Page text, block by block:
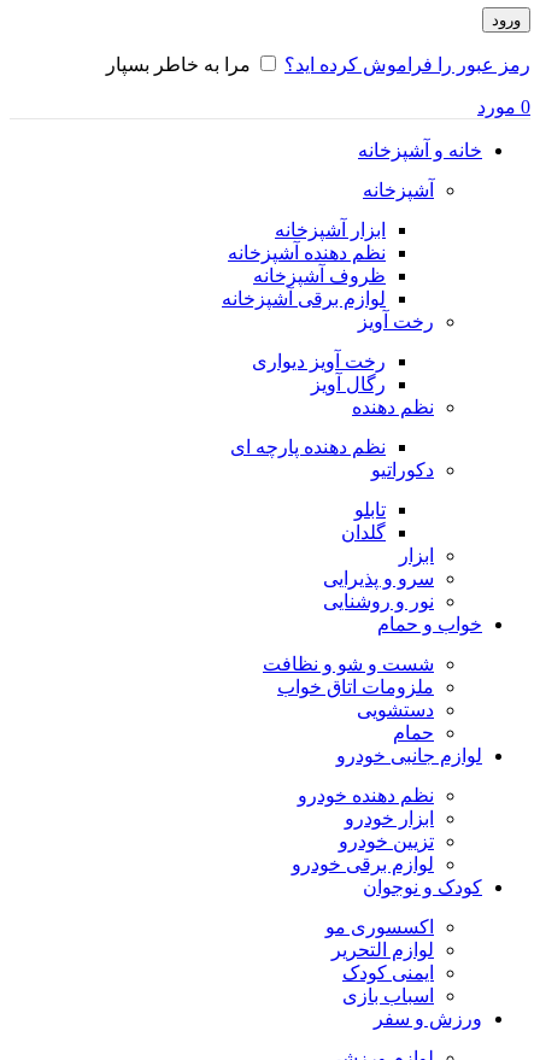
ورود
رمز عبور را فراموش کرده اید؟ مرا به خاطر بسپار
0 مورد
خانه و آشپزخانه
آشپزخانه
ابزار آشپزخانه
نظم دهنده آشپزخانه
ظروف آشپزخانه
لوازم برقی آشپزخانه
رخت آویز
رخت آویز دیواری
رگال آویز
نظم دهنده
نظم دهنده پارچه ای
دکوراتیو
تابلو
گلدان
ابزار
سرو و پذیرایی
نور و روشنایی
خواب و حمام
شست و شو و نظافت
ملزومات اتاق خواب
دستشویی
حمام
لوازم جانبی خودرو
نظم دهنده خودرو
ابزار خودرو
تزیین خودرو
لوازم برقی خودرو
کودک و نوجوان
اکسسوری مو
لوازم التحریر
ایمنی کودک
اسباب بازی
ورزش و سفر